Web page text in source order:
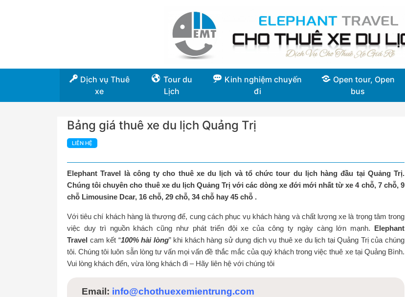
Dịch vụ Thuê
xe
Tour du
Lịch
Kinh nghiệm chuyến
đi
Open tour, Open
bus
Bảng giá thuê xe du lịch Quảng Trị
LIÊN HỆ
Elephant Travel là công ty cho thuê xe du lịch và tổ chức tour du lịch hàng đầu tại Quảng Trị.
Chúng tôi chuyên cho thuê xe du lịch Quảng Trị với các dòng xe đới mới nhất từ xe 4 chỗ, 7 chỗ, 9
chỗ Limousine Dcar, 16 chỗ, 29 chỗ, 34 chỗ hay 45 chỗ .
Với tiêu chí khách hàng là thượng đế, cung cách phục vụ khách hàng và chất lượng xe là trọng tâm trong
việc duy trì nguồn khách cũng như phát triển đội xe của công ty ngày càng lớn mạnh. Elephant
Travel cam kết “100% hài lòng” khi khách hàng sử dụng dịch vụ thuê xe du lịch tại Quảng Trị của chúng
tôi. Chúng tôi luôn sẵn lòng tư vấn mọi vấn đề thắc mắc của quý khách trong việc thuê xe tại Quảng Bình.
Vui lòng khách đến, vừa lòng khách đi – Hãy liên hệ với chúng tôi
Email: info@chothuexemientrung.com